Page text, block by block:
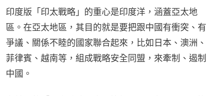
印度版「印太戰略」的重心是印度洋，涵蓋亞太地
區。在亞太地區，其目的就是要把跟中國有衝突、有
爭議、關係不睦的國家聯合起來，比如日本、澳洲、
菲律賓、越南等，組成戰略安全同盟，來牽制、遏制
中國。